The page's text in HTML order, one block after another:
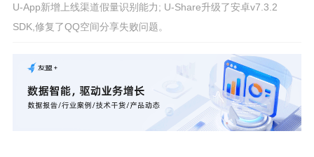
U-App新增上线渠道假量识别能力; U-Share升级了安卓v7.3.2
SDK,修复了QQ空间分享失败问题。